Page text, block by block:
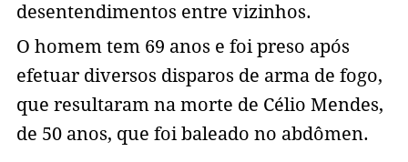
desentendimentos entre vizinhos.
O homem tem 69 anos e foi preso após
efetuar diversos disparos de arma de fogo,
que resultaram na morte de Célio Mendes,
de 50 anos, que foi baleado no abdômen.